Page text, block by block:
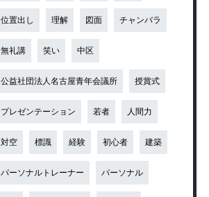
位置出し 理解 図面 チャンバラ
無礼講 笑い 中区
公益社団法人名古屋青年会議所 授賞式
プレゼンテーション 若者 人間力
対空 標識 経験 初心者 建築
パーソナルトレーナー パーソナル